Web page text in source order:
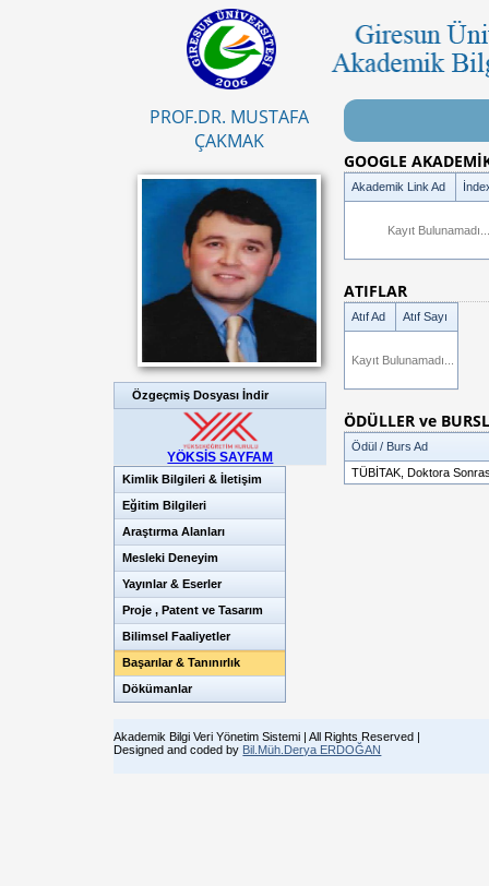
PROF.DR. MUSTAFA
ÇAKMAK
Özgeçmiş Dosyası İndir
YÖKSİS SAYFAM
Kimlik Bilgileri & İletişim
Eğitim Bilgileri
Araştırma Alanları
Mesleki Deneyim
Yayınlar & Eserler
Proje , Patent ve Tasarım
Bilimsel Faaliyetler
Başarılar & Tanınırlık
Dökümanlar
GOOGLE
Akademik Link Ad
Kayıt Bulunamadı...
ATIFLAR
Atıf Ad Atıf Sayı
Kayıt Bulunamadı...
ÖDÜLLER ve
Ödül / Burs Ad
TÜBİTAK, Doktora
Akademik Bilgi Veri Yönetim Sistemi | All Rights Reserved |
Designed and coded by Bil.Müh.Derya ERDOĞAN